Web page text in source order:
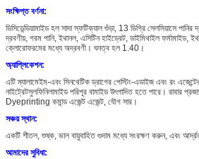
সংক্ষিপ্ত বর্ণনা:
ডিসিডেন্ডিয়ামাইড হল সাদা স্ফটিক্যাল গুঁড়া, 13 ডিগ্রি সেলসিয়াসে
দ্রবণীয়, গরম পানি, ইথানল, এসিটিন হাইড্রেট, ডাইমিথাইল ফর্মামাইড,
ক্লোরোফরমের মধ্যে অদ্রবণী। ঘনত্ব হল 1.40।
অ্যাপ্লিকেশন:
এটি ম্যালামেইম-এবং সিনথেটিক ড্রাগের পেস্টিং-এডাইজ এবং রং
নাইট্রেটসুলফিনিলামাইড পরিপূর বামাইড উৎপাদিত হতে পারে। রাবার
Dyeprinting কমান্ড এজেন্ট এজেন্ট, যৌগ সার।
সঞ্চয় স্থান:
একটি শীতল, শুষ্ক, ভাল বায়ুবাহিত গুদাম মধ্যে সংরক্ষণ করুন, এবং
আমাদের সুবিধা: